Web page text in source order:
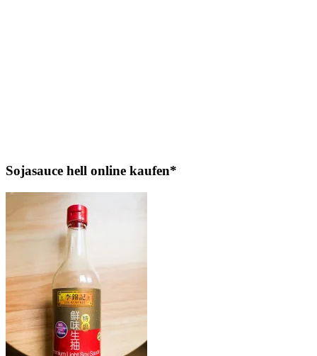
Sojasauce hell online kaufen*